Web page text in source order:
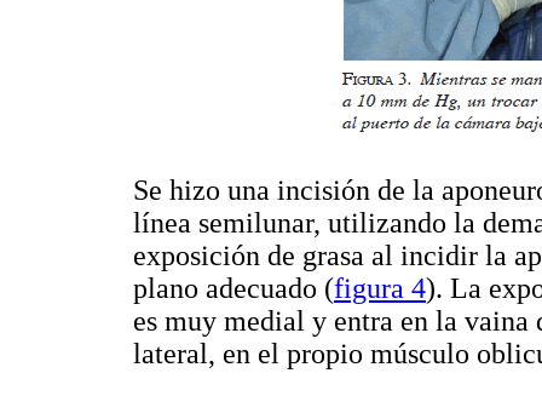
Se hizo una incisión de la
línea semilunar, utilizando la
exposición de grasa al incidir la
plano adecuado (figura 4). La
es muy medial y entra en la
lateral, en el propio músculo